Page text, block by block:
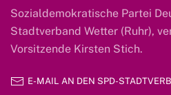
Sozialdemokratische Partei
Stadtverband Wetter (Ruhr),
Vorsitzende Kirsten Stich.
E-MAIL AN DEN SPD-